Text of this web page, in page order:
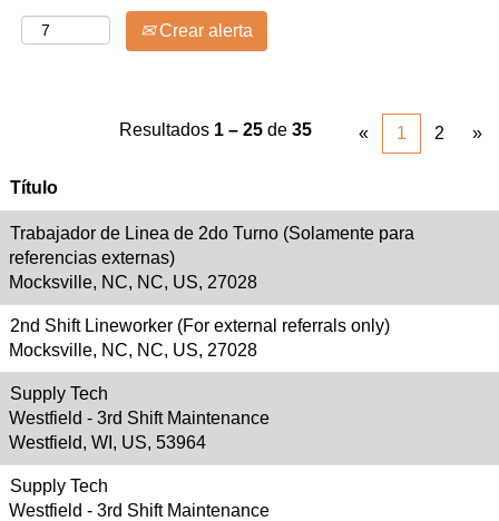
Crear alerta
Resultados 1 – 25 de 35 « 1 2 »
Título
Trabajador de Linea de 2do Turno (Solamente para
referencias externas)
Mocksville, NC, NC, US, 27028
2nd Shift Lineworker (For external referrals only)
Mocksville, NC, NC, US, 27028
Supply Tech
Westfield - 3rd Shift Maintenance
Westfield, WI, US, 53964
Supply Tech
Westfield - 3rd Shift Maintenance